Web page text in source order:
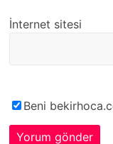
İnternet sitesi
Beni